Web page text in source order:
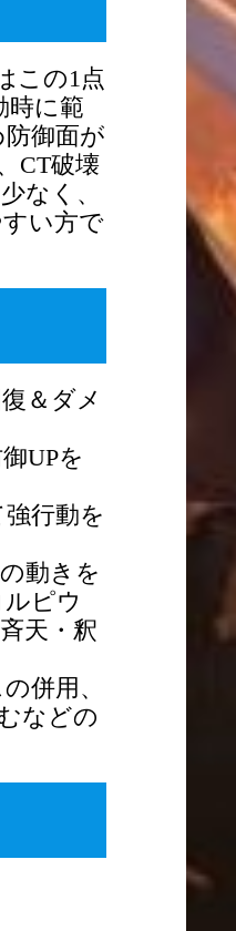
この1点
時に範
御面が
CT破壊
なく、
い方で
＆ダメ
UPを
行動を
動きを
ピウ
天・釈
併用、
などの